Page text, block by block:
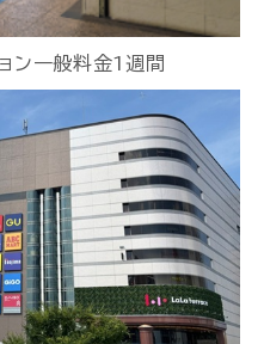
ン一般料金1週間